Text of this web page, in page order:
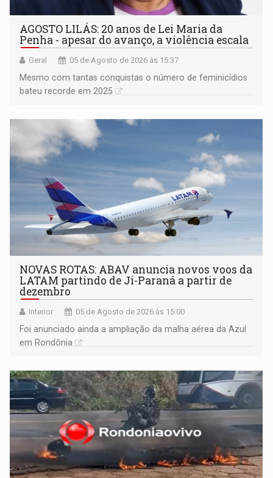
AGOSTO LILÁS: 20 anos de Lei Maria da
Penha - apesar do avanço, a violência escala
Geral 05 de Agosto de 2026 às 15:37
Mesmo com tantas conquistas o número de feminicídios
bateu recorde em 2025
NOVAS ROTAS: ABAV anuncia novos voos da
LATAM partindo de Ji-Paraná a partir de
dezembro
Interior 05 de Agosto de 2026 às 15:00
Foi anunciado ainda a ampliação da malha aérea da Azul
em Rondônia